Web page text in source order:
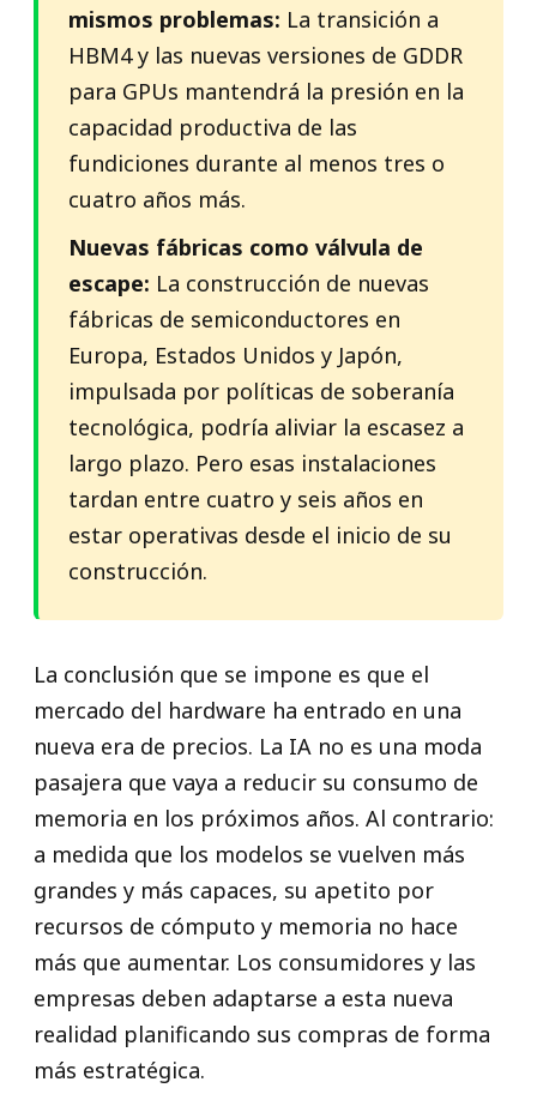
mismos problemas: La transición a
HBM4 y las nuevas versiones de GDDR
para GPUs mantendrá la presión en la
capacidad productiva de las
fundiciones durante al menos tres o
cuatro años más.
Nuevas fábricas como válvula de
escape: La construcción de nuevas
fábricas de semiconductores en
Europa, Estados Unidos y Japón,
impulsada por políticas de soberanía
tecnológica, podría aliviar la escasez a
largo plazo. Pero esas instalaciones
tardan entre cuatro y seis años en
estar operativas desde el inicio de su
construcción.
La conclusión que se impone es que el
mercado del hardware ha entrado en una
nueva era de precios. La IA no es una moda
pasajera que vaya a reducir su consumo de
memoria en los próximos años. Al contrario:
a medida que los modelos se vuelven más
grandes y más capaces, su apetito por
recursos de cómputo y memoria no hace
más que aumentar. Los consumidores y las
empresas deben adaptarse a esta nueva
realidad planificando sus compras de forma
más estratégica.